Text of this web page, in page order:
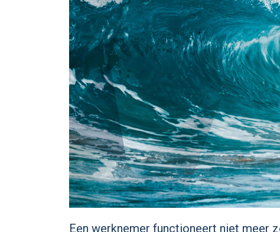
Een werknemer functioneert niet meer